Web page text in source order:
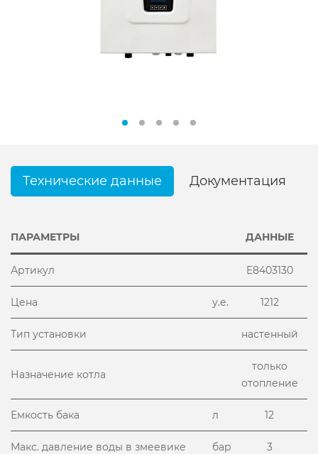
Технические данные Документация
ПАРАМЕТРЫ ДАННЫЕ
Артикул E8403130
Цена у.е. 1212
Тип установки настенный
Назначение котла
только
отопление
Емкость бака л 12
Макс. давление воды в змеевике бар 3